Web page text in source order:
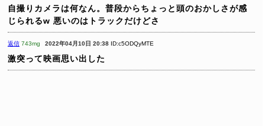
自撮りカメラは何なん。普段からちょっと頭のおかしさが感
じられるw 悪いのはトラックだけどさ
返信 743mg 2022年04月10日 20:38 ID:c5ODQyMTE
激突って映画思い出した